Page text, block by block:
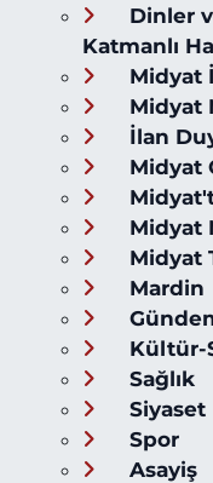
Dinler
Katmanlı
Midyat
Midyat
İlan
Midyat
Midyat
Midyat
Mardin
Kültür-
Sağlık
Siyaset
Spor
Asayiş